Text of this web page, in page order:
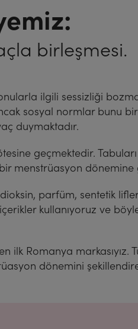
birleşmesi.
ilgili sessizliği
sosyal normlar bunu
duymaktadır.
geçmektedir.
bir menstrüasyon
parfüm, sentetik
kullanıyoruz ve
Romanya
dönemini